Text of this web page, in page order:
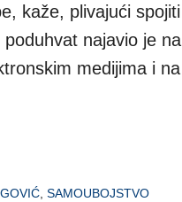
kaže, plivajući spojiti
najavio je na
medijima i na
, SAMOUBOJSTVO